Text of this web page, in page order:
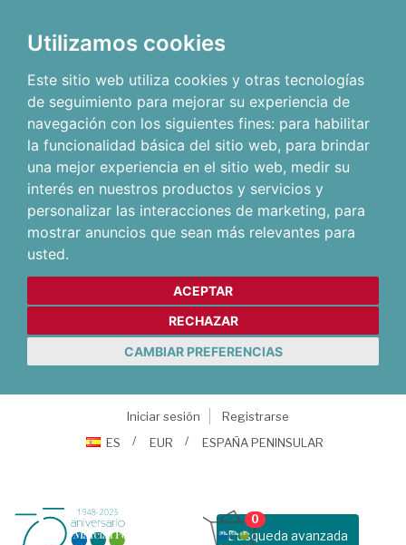
Utilizamos cookies
Este sitio web utiliza cookies y otras tecnologías
de seguimiento para mejorar su experiencia de
navegación con los siguientes fines: para habilitar
la funcionalidad básica del sitio web, para brindar
una mejor experiencia en el sitio web, medir su
interés en nuestros productos y servicios y
personalizar las interacciones de marketing, para
mostrar anuncios que sean más relevantes para
usted.
ACEPTAR
RECHAZAR
CAMBIAR PREFERENCIAS
Iniciar sesión
Registrarse
ES
EUR ESPAÑA PENINSULAR
Busqueda avanzada
0